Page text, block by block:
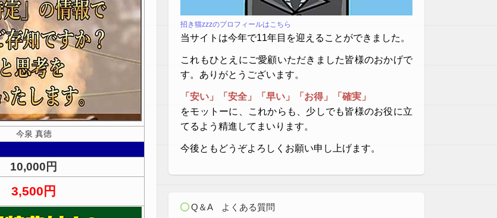
今泉 真徳
10,000円
3,500円
招き猫zzzのプロフィールはこちら
当サイトは今年で11年目を迎えることができました。
これもひとえにご愛顧いただきました皆様のおかげで
す。ありがとうございます。
「安い」「安全」「早い」「お得」「確実」
をモットーに、これからも、少しでも皆様のお役に立
てるよう精進してまいります。
今後ともどうぞよろしくお願い申し上げます。
Q＆A よくある質問